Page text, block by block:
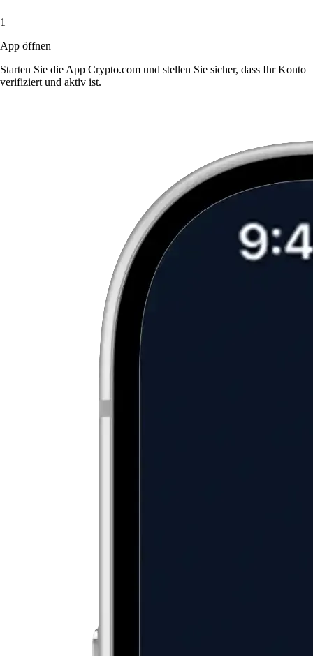
1
App öffnen
Starten Sie die App Crypto.com und stellen Sie sicher, dass Ihr Konto
verifiziert und aktiv ist.